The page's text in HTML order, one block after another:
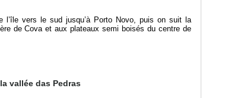
vers le sud jusqu’à Porto Novo, puis on suit la
de Cova et aux plateaux semi boisés du centre de
vallée das Pedras